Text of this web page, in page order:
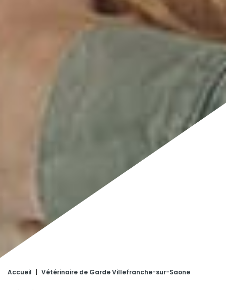
Accueil | Vétérinaire de Garde Villefranche-sur-Saone